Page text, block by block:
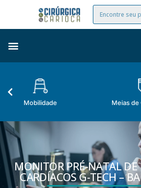
Meias de Compressão
MONITOR PRÉ-NATAL
CARDÍACOS G-TECH –